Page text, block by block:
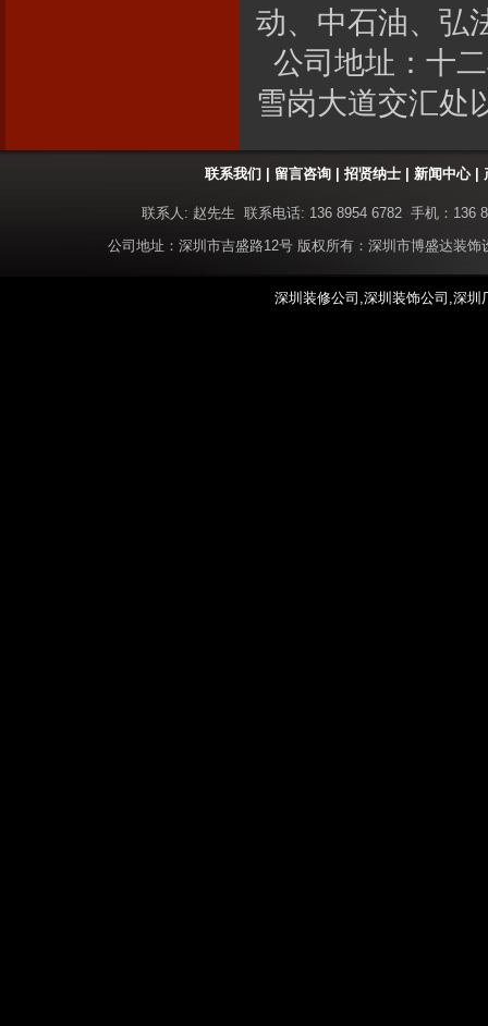
动、中石油、弘
公司地址：十
雪岗大道交汇处
联系我们 留言咨询 招贤纳士 新闻中心|
联系人: 赵先生 联系电话: 136 8954 6782 手机：136
公司地址：深圳市吉盛路12号 版权所有：深圳市博盛达装
深圳装修公司,深圳装饰公司,深